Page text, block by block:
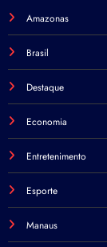
Amazonas
Brasil
Destaque
Economia
Entretenimento
Esporte
Manaus